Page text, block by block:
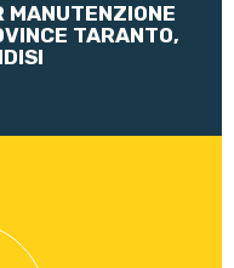
MANUTENZIONE
TARANTO,
soppressivo